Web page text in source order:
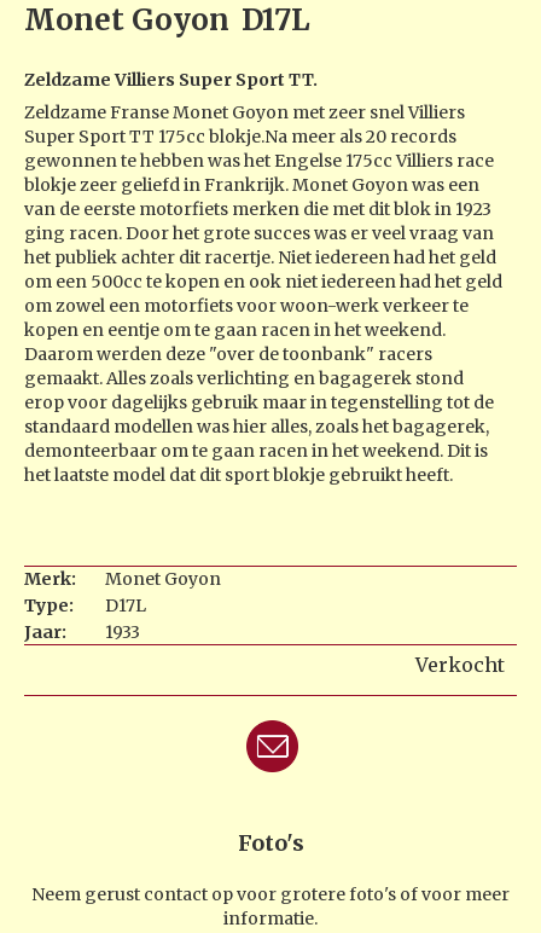
Monet Goyon D17L
Zeldzame Villiers Super Sport TT.
Zeldzame Franse Monet Goyon met zeer snel Villiers
Super Sport TT 175cc blokje.Na meer als 20 records
gewonnen te hebben was het Engelse 175cc Villiers race
blokje zeer geliefd in Frankrijk. Monet Goyon was een
van de eerste motorfiets merken die met dit blok in 1923
ging racen. Door het grote succes was er veel vraag van
het publiek achter dit racertje. Niet iedereen had het geld
om een 500cc te kopen en ook niet iedereen had het geld
om zowel een motorfiets voor woon-werk verkeer te
kopen en eentje om te gaan racen in het weekend.
Daarom werden deze "over de toonbank" racers
gemaakt. Alles zoals verlichting en bagagerek stond
erop voor dagelijks gebruik maar in tegenstelling tot de
standaard modellen was hier alles, zoals het bagagerek,
demonteerbaar om te gaan racen in het weekend. Dit is
het laatste model dat dit sport blokje gebruikt heeft.
Merk:
Monet Goyon
Type:
D17L
Jaar:
1933
Verkocht
Foto's
Neem gerust contact op voor grotere foto's of voor meer
informatie.